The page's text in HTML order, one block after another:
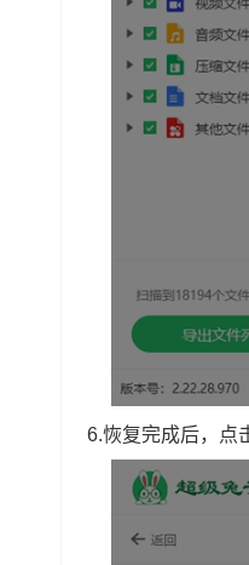
6.恢复完成后，点